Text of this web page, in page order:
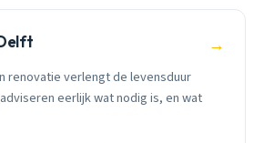
→
renovatie verlengt de levensduur
eerlijk wat nodig is, en wat